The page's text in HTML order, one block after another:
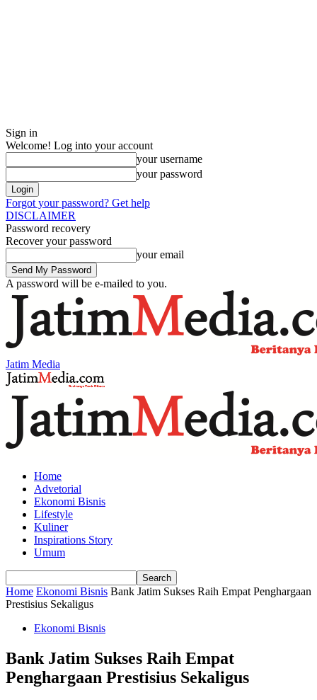
Sign in
Welcome! Log into your account
your username
your password
Forgot your password? Get help
DISCLAIMER
Password recovery
Recover your password
your email
A password will be e-mailed to you.
Jatim Media
Home
Advetorial
Ekonomi Bisnis
Lifestyle
Kuliner
Inspirations Story
Umum
Home Ekonomi Bisnis Bank Jatim Sukses Raih Empat Penghargaan
Prestisius Sekaligus
Ekonomi Bisnis
Bank Jatim Sukses Raih Empat
Penghargaan Prestisius Sekaligus